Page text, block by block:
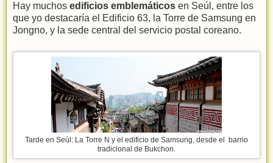
Hay muchos edificios emblemáticos en Seúl, entre los
que yo destacaría el Edificio 63, la Torre de Samsung en
Jongno, y la sede central del servicio postal coreano.
Tarde en Seúl: La Torre N y el edificio de Samsung, desde el barrio
tradicional de Bukchon.